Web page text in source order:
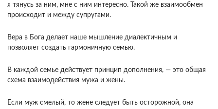
я тянусь за ним, мне с ним интересно. Такой же взаимообмен
происходит и между супругами.
Вера в Бога делает наше мышление диалектичным и
позволяет создать гармоничную семью.
В каждой семье действует принцип дополнения, — это общая
схема взаимодействия мужа и жены.
Если муж смелый, то жене следует быть осторожной, она